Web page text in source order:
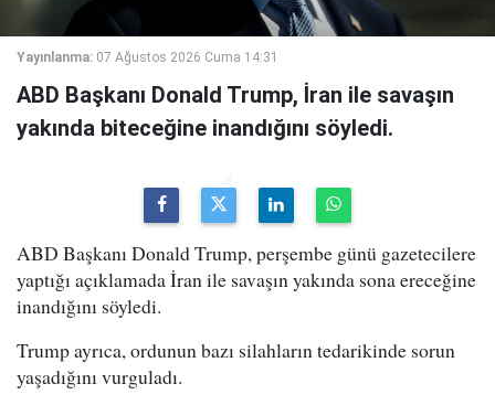
Yayınlanma: 07 Ağustos 2026 Cuma 14:31
ABD Başkanı Donald Trump, İran ile savaşın
yakında biteceğine inandığını söyledi.
ABD Başkanı Donald Trump, perşembe günü gazetecilere
yaptığı açıklamada İran ile savaşın yakında sona ereceğine
inandığını söyledi.
Trump ayrıca, ordunun bazı silahların tedarikinde sorun
yaşadığını vurguladı.